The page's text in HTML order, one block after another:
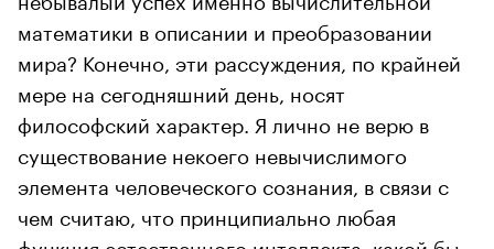
математики в описании и преобразовании
мира? Конечно, эти рассуждения, по крайней
мере на сегодняшний день, носят
философский характер. Я лично не верю в
существование некоего невычислимого
элемента человеческого сознания, в связи с
чем считаю, что принципиально любая